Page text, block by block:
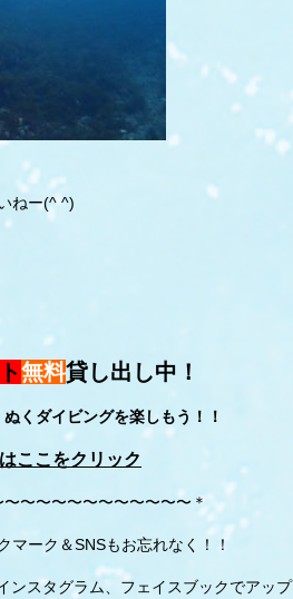
ねー(^ ^)
ト無料貸し出し中！
くダイビングを楽しもう！！
ここをクリック
〜〜〜〜〜〜〜〜〜〜〜〜＊
マーク＆SNSもお忘れなく！！
ンスタグラム、フェイスブックでアッ